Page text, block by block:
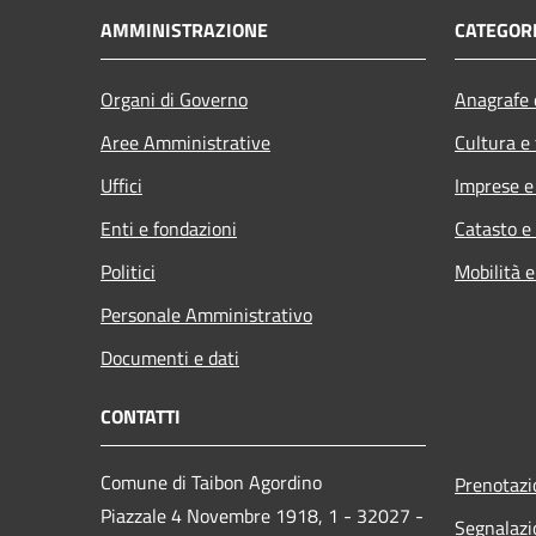
AMMINISTRAZIONE
Organi di Governo
Aree Amministrative
Uffici
Enti e fondazioni
Politici
Personale Amministrativo
Documenti e dati
Cultura
Imprese
Catasto
Mobilità
CONTATTI
Comune di Taibon Agordino
Piazzale 4 Novembre 1918, 1 - 32027 -